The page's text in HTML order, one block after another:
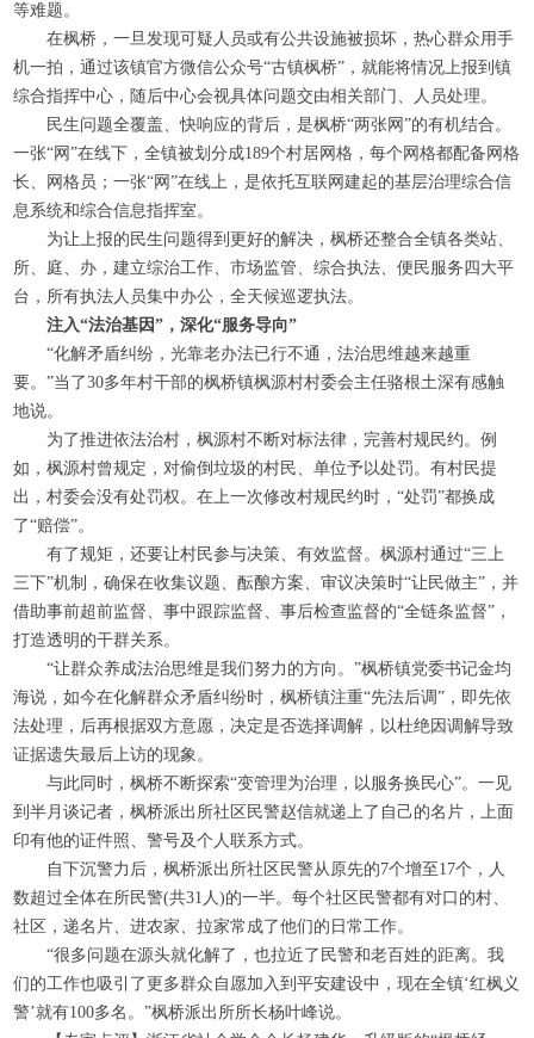
等难题。
在枫桥，一旦发现可疑人员或有公共设施被损坏，热心群众用手
机一拍，通过该镇官方微信公众号“古镇枫桥”，就能将情况上报到镇
综合指挥中心，随后中心会视具体问题交由相关部门、人员处理。
民生问题全覆盖、快响应的背后，是枫桥“两张网”的有机结合。
一张“网”在线下，全镇被划分成189个村居网格，每个网格都配备网格
长、网格员；一张“网”在线上，是依托互联网建起的基层治理综合信
息系统和综合信息指挥室。
为让上报的民生问题得到更好的解决，枫桥还整合全镇各类站、
所、庭、办，建立综治工作、市场监管、综合执法、便民服务四大平
台，所有执法人员集中办公，全天候巡逻执法。
注入“法治基因”，深化“服务导向”
“化解矛盾纠纷，光靠老办法已行不通，法治思维越来越重
要。”当了30多年村干部的枫桥镇枫源村村委会主任骆根土深有感触
地说。
为了推进依法治村，枫源村不断对标法律，完善村规民约。例
如，枫源村曾规定，对偷倒垃圾的村民、单位予以处罚。有村民提
出，村委会没有处罚权。在上一次修改村规民约时，“处罚”都换成
了“赔偿”。
有了规矩，还要让村民参与决策、有效监督。枫源村通过“三上
三下”机制，确保在收集议题、酝酿方案、审议决策时“让民做主”，并
借助事前超前监督、事中跟踪监督、事后检查监督的“全链条监督”，
打造透明的干群关系。
“让群众养成法治思维是我们努力的方向。”枫桥镇党委书记金均
海说，如今在化解群众矛盾纠纷时，枫桥镇注重“先法后调”，即先依
法处理，后再根据双方意愿，决定是否选择调解，以杜绝因调解导致
证据遗失最后上访的现象。
与此同时，枫桥不断探索“变管理为治理，以服务换民心”。一见
到半月谈记者，枫桥派出所社区民警赵信就递上了自己的名片，上面
印有他的证件照、警号及个人联系方式。
自下沉警力后，枫桥派出所社区民警从原先的7个增至 17个，人
数超过全体在所民警(共31 人)的一半。每个社区民警都有对口的村、
社区，递名片、进农家、拉家常成了他们的日常工作。
“很多问题在源头就化解了，也拉近了民警和老百姓的距离。我
们的工作也吸引了更多群众自愿加入到平安建设中，现在全镇‘红枫义
警’就有100多名。”枫桥派出所所长杨叶峰说。